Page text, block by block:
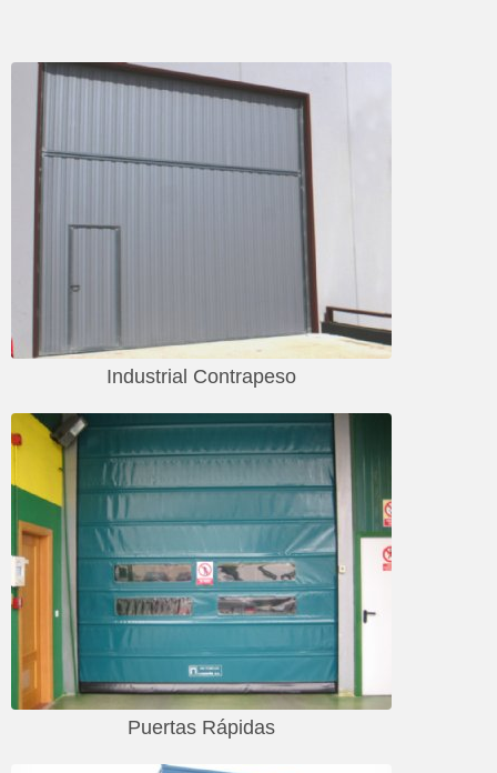
Industrial Contrapeso
Puertas Rápidas